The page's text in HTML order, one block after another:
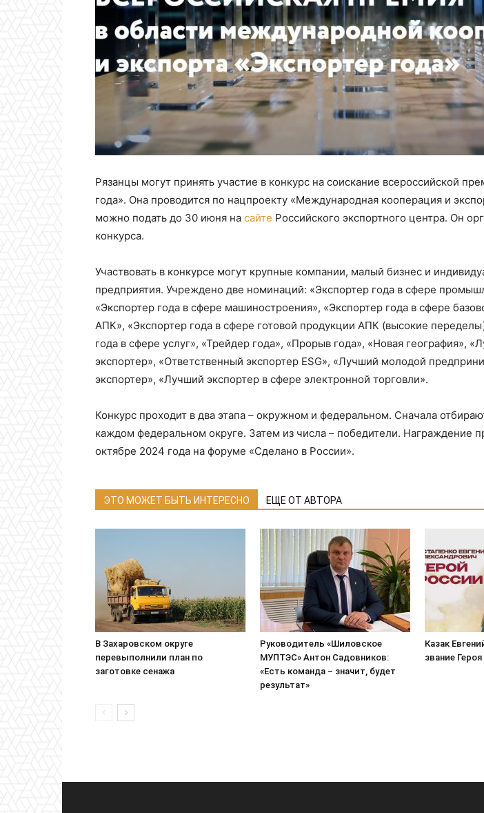
Рязанцы могут принять участие в конкурс на соискание всероссийской
года». Она проводится по нацпроекту «Международная кооперация и
можно подать до 30 июня на сайте Российского экспортного центра. Он
конкурса.
Участвовать в конкурсе могут крупные компании, малый бизнес и
предприятия. Учреждено две номинаций: «Экспортер года в сфере
«Экспортер года в сфере машиностроения», «Экспортер года в сфере
АПК», «Экспортер года в сфере готовой продукции АПК (высокие
года в сфере услуг», «Трейдер года», «Прорыв года», «Новая география»,
экспортер», «Ответственный экспортер ESG», «Лучший молодой
экспортер», «Лучший экспортер в сфере электронной торговли».
Конкурс проходит в два этапа – окружном и федеральном. Сначала
каждом федеральном округе. Затем из числа – победители. Награждение
октябре 2024 года на форуме «Сделано в России».
ЭТО МОЖЕТ БЫТЬ ИНТЕРЕСНО ЕЩЕ ОТ АВТОРА
В Захаровском округе
перевыполнили план по
заготовке сенажа
Руководитель «Шиловское
МУПТЭС» Антон Садовников:
«Есть команда – значит, будет
результат»
Казак
звание